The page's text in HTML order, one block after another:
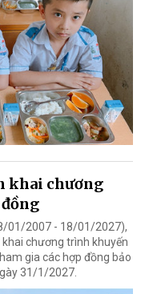
khai chương
01/2007 - 18/01/2027),
chương trình khuyến
gia các hợp đồng bảo
31/1/2027.